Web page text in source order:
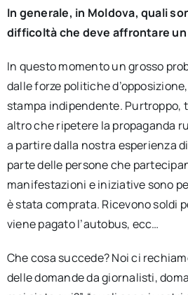
In generale, in Moldova, quali
difficoltà che deve affrontare
In questo momento un grosso
dalle forze politiche
stampa indipendente.
altro che ripetere la propaganda
a partire dalla nostra esperienza
parte delle persone che
manifestazioni e iniziative sono
è stata comprata. Ricevono soldi
viene pagato l’autobus, ecc…
Che cosa succede? Noi ci
delle domande da giornalisti,